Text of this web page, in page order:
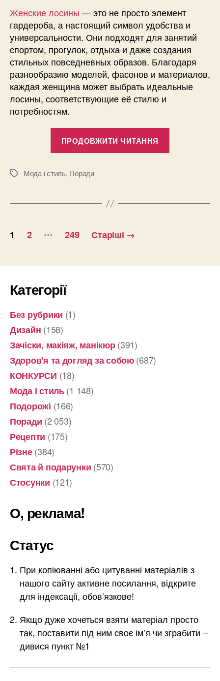
Женские лосины — это не просто элемент
гардероба, а настоящий символ удобства и
универсальности. Они подходят для занятий
спортом, прогулок, отдыха и даже создания
стильных повседневных образов. Благодаря
разнообразию моделей, фасонов и материалов,
каждая женщина может выбрать идеальные
лосины, соответствующие её стилю и
потребностям.
ПРОДОВЖИТИ ЧИТАННЯ
стиля
ПозначкиМода і стиль, Поради
Пагінація
1 2 … 249 Старіші →
Категорії
Без рубрики (1)
Дизайн (158)
Зачіски, макіяж, манікюр(391)
Здоров'я та догляд за собою(687)
КОНКУРСИ (18)
Мода і стиль(1 148)
Подорожі (166)
Поради (2 053)
Рецепти (175)
Різне(384)
Свята й подарунки (570)
Стосунки (121)
О, реклама!
Статус
При копіюванні або цитуванні матеріалів з
нашого сайту активне посилання, відкрите
для індексації, обов’язкове!
Якщо дуже хочеться взяти матеріал просто
так, поставити під ним своє ім’я чи зграбити –
дивися пункт №1